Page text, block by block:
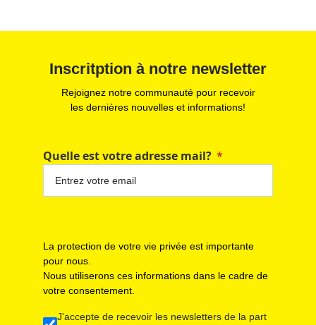
Inscritption à notre newsletter
Rejoignez notre communauté pour recevoir
les dernières nouvelles et informations!
Quelle est votre adresse mail?
La protection de votre vie privée est importante
pour nous.
Nous utiliserons ces informations dans le cadre de
votre consentement.
J'accepte de recevoir les newsletters de la part